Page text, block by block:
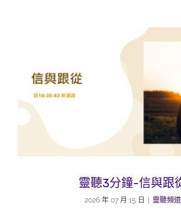
靈聽3分鐘-信與跟
2026 年 07 月 15 日 靈聽頻道